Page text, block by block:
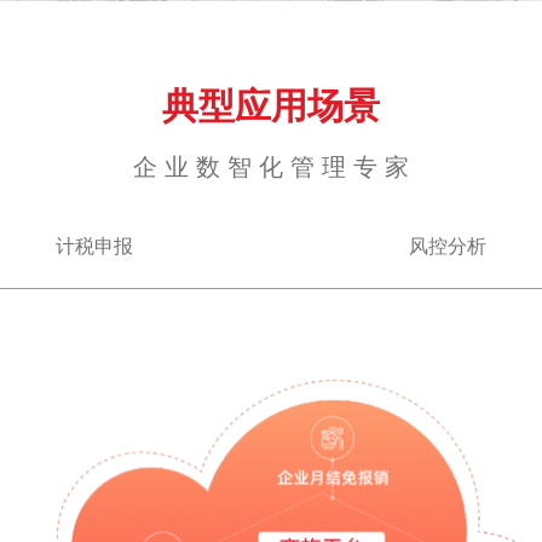
典型应用场景
企 业 数 智 化 管 理 专 家
计税申报 风控分析